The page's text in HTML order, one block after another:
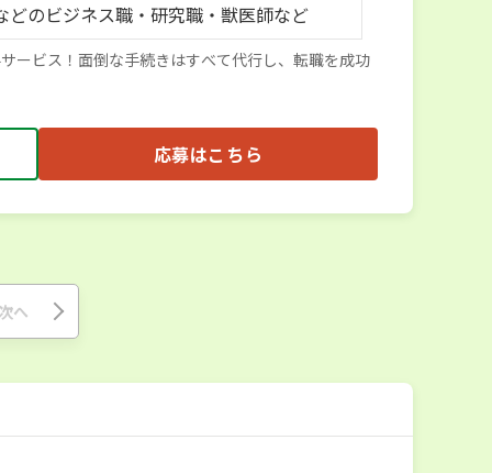
どのビジネス職・研究職・獣医師など
ービス！面倒な手続きはすべて代行し、転職を成功
応募はこちら
へ